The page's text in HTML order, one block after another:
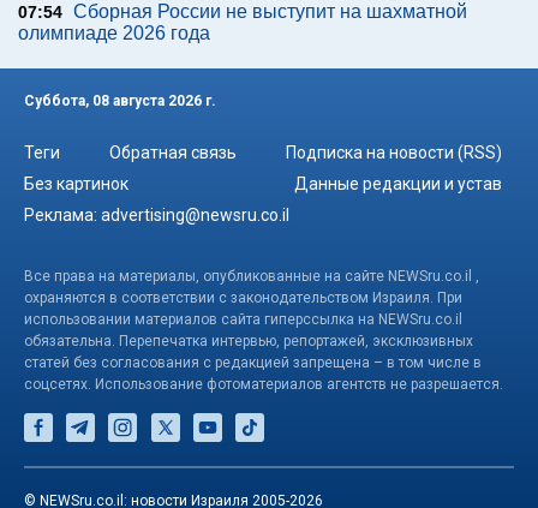
07:54 Сборная России не выступит на шахматной
олимпиаде 2026 года
Суббота, 08 августа 2026 г.
Теги Обратная связь
Подписка на новости (RSS)
Без картинок
Данные редакции и устав
Реклама: advertising@newsru.co.il
Все права на материалы, опубликованные на сайте NEWSru.co.il ,
охраняются в соответствии с законодательством Израиля. При
использовании материалов сайта гиперссылка на NEWSru.co.il
обязательна. Перепечатка интервью, репортажей, эксклюзивных
статей без согласования с редакцией запрещена – в том числе в
соцсетях. Использование фотоматериалов агентств не разрешается.
© NEWSru.co.il: новости Израиля 2005-2026